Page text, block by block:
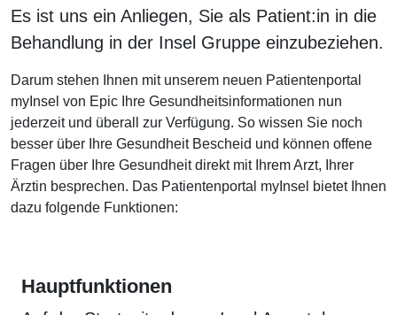
Es ist uns ein Anliegen, Sie als Patient:in in die
Behandlung in der Insel Gruppe einzubeziehen.
Darum stehen Ihnen mit unserem neuen Patientenportal
myInsel von Epic Ihre Gesundheitsinformationen nun
jederzeit und überall zur Verfügung. So wissen Sie noch
besser über Ihre Gesundheit Bescheid und können offene
Fragen über Ihre Gesundheit direkt mit Ihrem Arzt, Ihrer
Ärztin besprechen. Das Patientenportal myInsel bietet Ihnen
dazu folgende Funktionen:
Hauptfunktionen